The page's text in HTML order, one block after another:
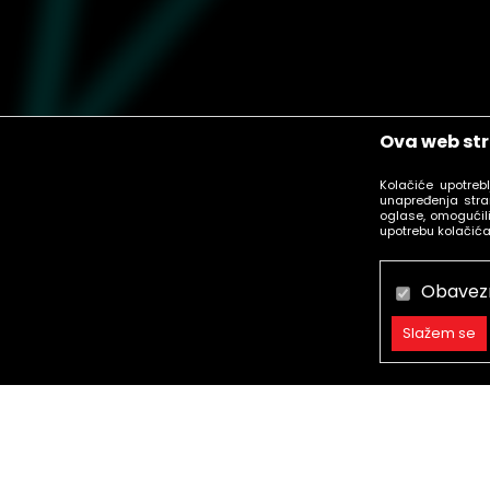
Ova web
Kolačiće
unapređenja
oglase,
upotrebu
Slažem se
Obavezni